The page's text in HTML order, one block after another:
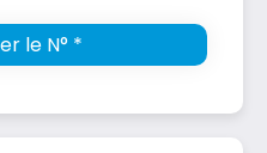
le N° *